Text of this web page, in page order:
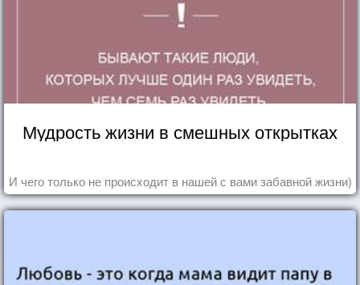
Мудрость жизни в смешных открытках
И чего только не происходит в нашей с вами забавной жизни)